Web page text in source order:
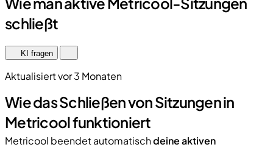
schließt
KI fragen
Aktualisiert vor 3 Monaten
Wie das Schließen von Sitzungen in
Metricool funktioniert
Metricool beendet automatischdeine aktiven